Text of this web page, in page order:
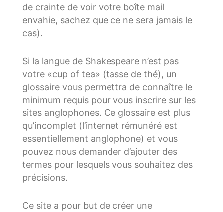
de crainte de voir votre boîte mail
envahie, sachez que ce ne sera jamais le
cas).
Si la langue de Shakespeare n’est pas
votre «cup of tea» (tasse de thé), un
glossaire vous permettra de connaître le
minimum requis pour vous inscrire sur les
sites anglophones. Ce glossaire est plus
qu’incomplet (l’internet rémunéré est
essentiellement anglophone) et vous
pouvez nous demander d’ajouter des
termes pour lesquels vous souhaitez des
précisions.
Ce site a pour but de créer une